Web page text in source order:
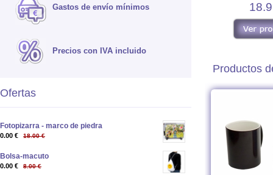
Gastos de envío mínimos
Precios con IVA incluido
Ofertas
Fotopizarra - marco de piedra
0.00 € 18.00 €
Bolsa-macuto
0.00 € 8.00 €
Productos